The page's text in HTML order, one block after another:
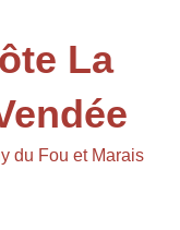
La
du Fou et Marais